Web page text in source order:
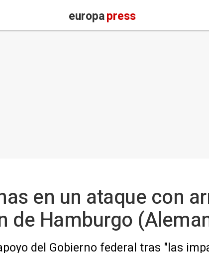
europapress
en un ataque con
de Hamburgo
del Gobierno federal tras "las